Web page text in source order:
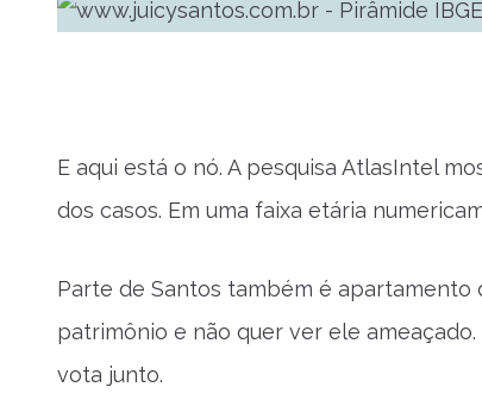
E aqui está o nó. A pesquisa AtlasIntel
dos casos. Em uma faixa etária
Parte de Santos também é
patrimônio e não quer ver ele
vota junto.